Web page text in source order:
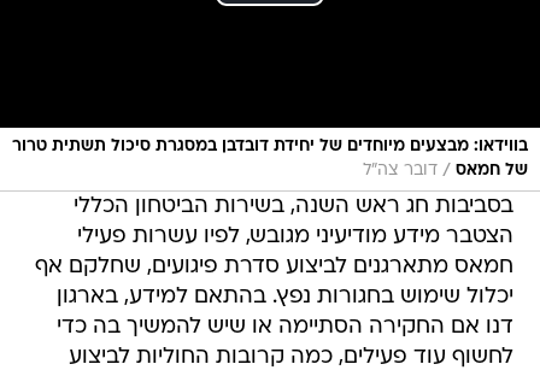
בווידאו: מבצעים מיוחדים של יחידת דובדבן במסגרת סיכול תשתית טרור
של חמאס / דובר צה"ל
בסביבות חג ראש השנה, בשירות הביטחון הכללי
הצטבר מידע מודיעיני מגובש, לפיו עשרות פעילי
חמאס מתארגנים לביצוע סדרת פיגועים, שחלקם אף
יכלול שימוש בחגורות נפץ. בהתאם למידע, בארגון
דנו אם החקירה הסתיימה או שיש להמשיך בה כדי
לחשוף עוד פעילים, כמה קרובות החוליות לביצוע